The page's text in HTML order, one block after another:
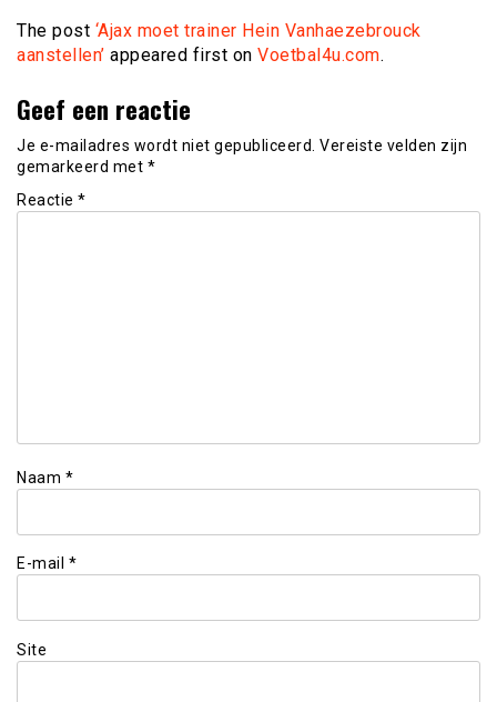
The post ‘Ajax moet trainer Hein Vanhaezebrouck
aanstellen’ appeared first on Voetbal4u.com.
Geef een reactie
Je e-mailadres wordt niet gepubliceerd. Vereiste velden zijn
gemarkeerd met *
Reactie *
Naam *
E-mail *
Site